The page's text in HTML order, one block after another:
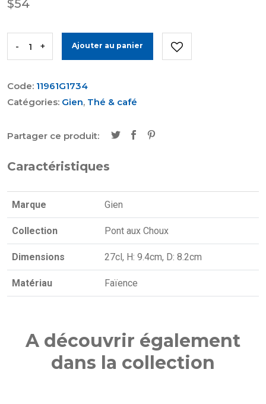
$54
- + Ajouter au panier
Code: 11961G1734
Catégories: Gien, Thé & café
Partager ce produit:
Caractéristiques
Marque Gien
Collection Pont aux Choux
Dimensions 27cl, H: 9.4cm, D: 8.2cm
Matériau Faïence
A découvrir également
dans la collection